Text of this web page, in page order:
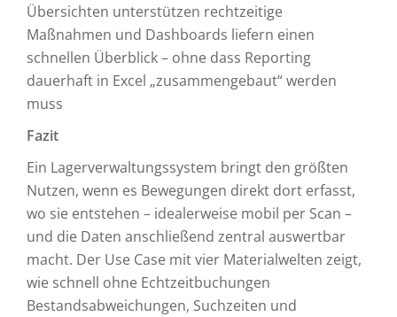
Übersichten unterstützen rechtzeitige
Maßnahmen und Dashboards liefern einen
schnellen Überblick – ohne dass Reporting
dauerhaft in Excel „zusammengebaut“ werden
muss
Fazit
Ein Lagerverwaltungssystem bringt den größten
Nutzen, wenn es Bewegungen direkt dort erfasst,
wo sie entstehen – idealerweise mobil per Scan –
und die Daten anschließend zentral auswertbar
macht. Der Use Case mit vier Materialwelten zeigt,
wie schnell ohne Echtzeitbuchungen
Bestandsabweichungen, Suchzeiten und